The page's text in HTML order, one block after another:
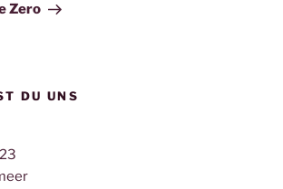
Zero
DU UNS